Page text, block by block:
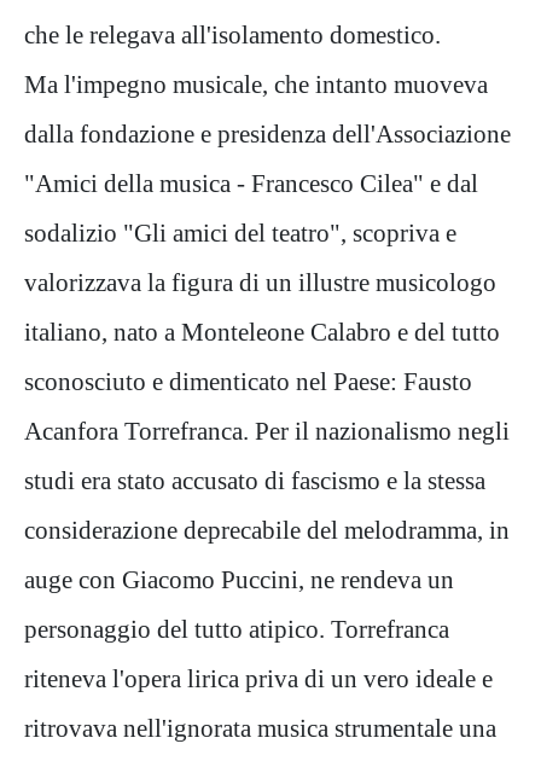
che le relegava all'isolamento domestico.
Ma l'impegno musicale, che intanto muoveva
dalla fondazione e presidenza dell'Associazione
"Amici della musica - Francesco Cilea" e dal
sodalizio "Gli amici del teatro", scopriva e
valorizzava la figura di un illustre musicologo
italiano, nato a Monteleone Calabro e del tutto
sconosciuto e dimenticato nel Paese: Fausto
Acanfora Torrefranca. Per il nazionalismo negli
studi era stato accusato di fascismo e la stessa
considerazione deprecabile del melodramma, in
auge con Giacomo Puccini, ne rendeva un
personaggio del tutto atipico. Torrefranca
riteneva l'opera lirica priva di un vero ideale e
ritrovava nell'ignorata musica strumentale una